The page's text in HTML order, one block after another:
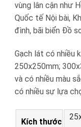
vùng lân cận như
Quốc tế Nội bài,
đình, bãi biển Đồ
Gạch lát có nhiều
250x250mm;
và có nhiều màu
có nhiều sự lựa
Kích thước